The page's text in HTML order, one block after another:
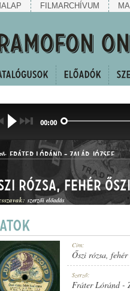
FILMARCHÍVUM
00:00
FRÁTER LÓRÁND-ZALÁR JÓZSEF
HALLGATÓ
rózsa, fehér
szerzői előadás
Cím:
Őszi rózsa, fehér
Szerző:
Fráter Lóránd-